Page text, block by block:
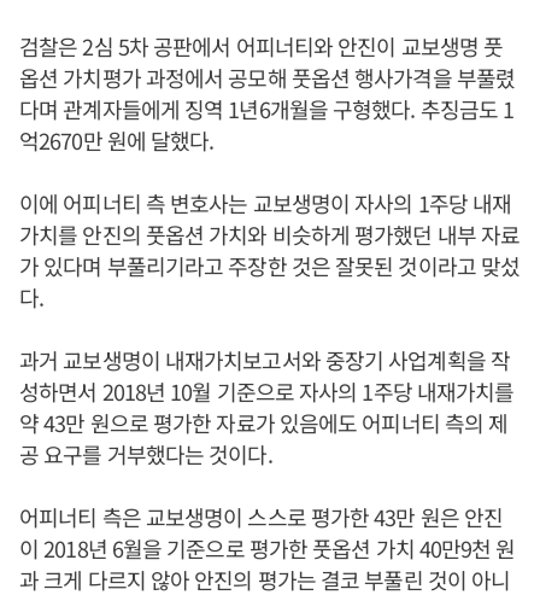
검찰은 2심 5차 공판에서 어피너티와 안진이 교보생명 풋
옵션 가치평가 과정에서 공모해 풋옵션 행사가격을 부풀렸
다며 관계자들에게 징역 1년6개월을 구형했다. 추징금도 1
억2670만 원에 달했다.
이에 어피너티 측 변호사는 교보생명이 자사의 1주당 내재
가치를 안진의 풋옵션 가치와 비슷하게 평가했던 내부 자료
가 있다며 부풀리기라고 주장한 것은 잘못된 것이라고 맞섰
다.
과거 교보생명이 내재가치보고서와 중장기 사업계획을 작
성하면서 2018년 10월 기준으로 자사의 1주당 내재가치를
약 43만 원으로 평가한 자료가 있음에도 어피너티 측의 제
공 요구를 거부했다는 것이다.
어피너티 측은 교보생명이 스스로 평가한 43만 원은 안진
이 2018년 6월을 기준으로 평가한 풋옵션 가치 40만9천 원
과 크게 다르지 않아 안진의 평가는 결코 부풀린 것이 아니